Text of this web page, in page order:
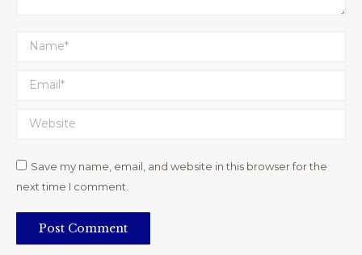
Name *
Email *
Website
Save my name, email, and website in this browser for the
next time I comment.
Post Comment